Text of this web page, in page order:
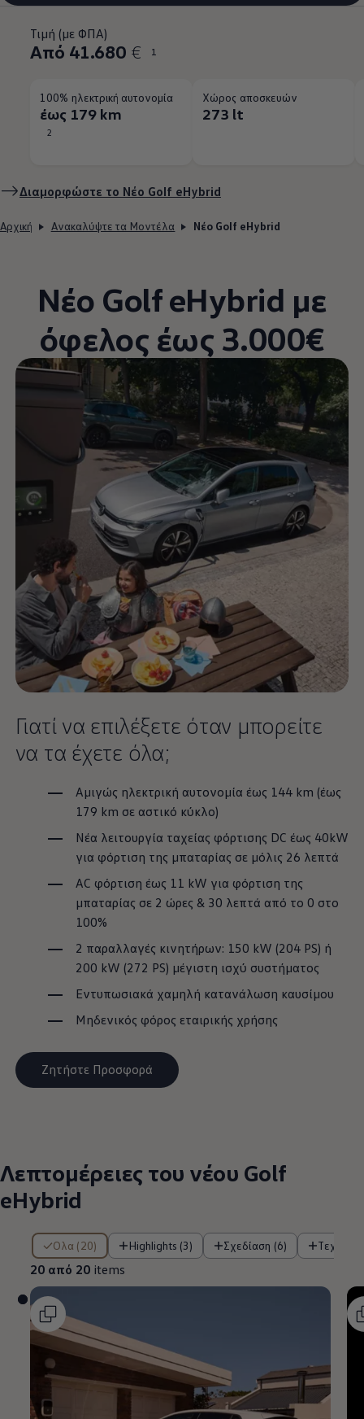
Τιμή (με ΦΠΑ)
Από 41.680 € 1
100% ηλεκτρική αυτονομία
έως 179 km
2
Χώρος αποσκευών
273 lt
Διαμορφώστε το Νέο Golf eHybrid
Αρχική Ανακαλύψτε τα Μοντέλα Νέο Golf eHybrid
Νέο Golf eHybrid με
όφελος έως 3.000€
Γιατί να επιλέξετε όταν μπορείτε
να τα έχετε όλα;
Αμιγώς ηλεκτρική αυτονομία έως 144 km (έως
179 km σε αστικό κύκλο)
Νέα λειτουργία ταχείας φόρτισης DC έως 40kW
για φόρτιση της μπαταρίας σε μόλις 26 λεπτά
AC φόρτιση έως 11 kW για φόρτιση της
μπαταρίας σε 2 ώρες & 30 λεπτά από το 0 στο
100%
2 παραλλαγές κινητήρων: 150 kW (204 PS) ή
200 kW (272 PS) μέγιστη ισχύ συστήματος
Εντυπωσιακά χαμηλή κατανάλωση καυσίμου
Μηδενικός φόρος εταιρικής χρήσης
Ζητήστε Προσφορά
Λεπτομέρειες του νέου Golf
eHybrid
Όλα (20) Highlights (3) Σχεδίαση (6)
20 από 20 items
20 από 20 items